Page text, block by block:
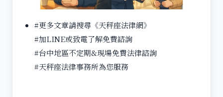
#更多文章請搜尋《天秤座法律網》
#加LINE或致電了解免費諮詢
#台中地區不定期&現場免費法律諮詢
#天秤座法律事務所為您服務